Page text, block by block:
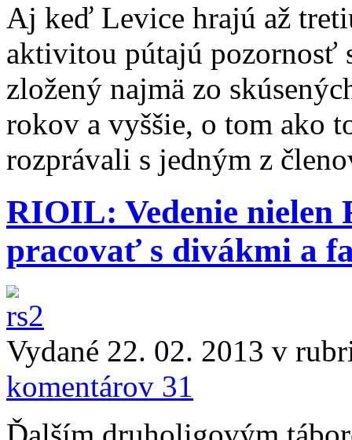
Aj keď Levice hrajú až
aktivitou pútajú pozornosť
zložený najmä zo
rokov a vyššie, o tom ako
rozprávali s jedným z
RIOIL: Vedenie nielen
pracovať s divákmi a
Vydané 22. 02. 2013 v
komentárov 31